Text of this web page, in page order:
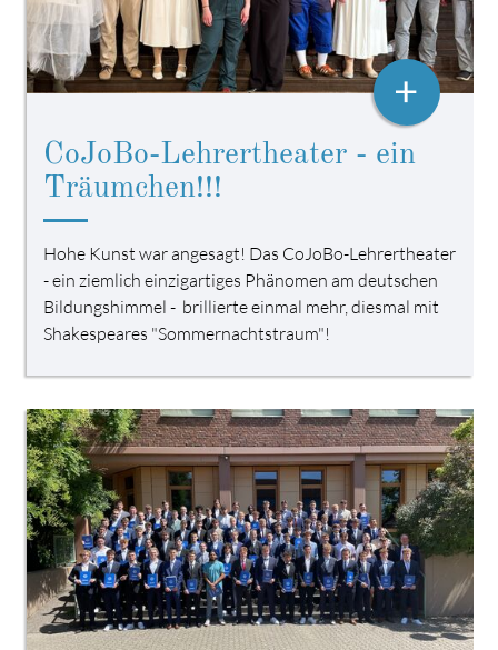
CoJoBo-Lehrertheater - ein
Träumchen!!!
Hohe Kunst war angesagt! Das CoJoBo-Lehrertheater
- ein ziemlich einzigartiges Phänomen am deutschen
Bildungshimmel - brillierte einmal mehr, diesmal mit
Shakespeares "Sommernachtstraum"!
+